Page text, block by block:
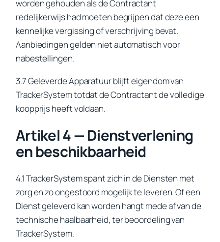
worden gehouden als de Contractant
redelijkerwijs had moeten begrijpen dat deze een
kennelijke vergissing of verschrijving bevat.
Aanbiedingen gelden niet automatisch voor
nabestellingen.
3.7 Geleverde Apparatuur blijft eigendom van
TrackerSystem totdat de Contractant de volledige
koopprijs heeft voldaan.
Artikel 4 — Dienstverlening
en beschikbaarheid
4.1 TrackerSystem spant zich in de Diensten met
zorg en zo ongestoord mogelijk te leveren. Of een
Dienst geleverd kan worden hangt mede af van de
technische haalbaarheid, ter beoordeling van
TrackerSystem.